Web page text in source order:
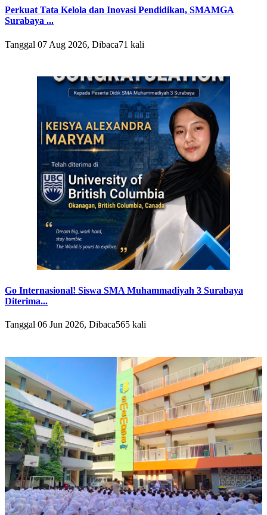
Perkuat Tata Kelola dan Inovasi Pendidikan, SMAMGA
Surabaya ...
Tanggal 07 Aug 2026, Dibaca71 kali
Go Internasional! Siswa SMA Muhammadiyah 3 Surabaya
Diterima...
Tanggal 06 Jun 2026, Dibaca565 kali